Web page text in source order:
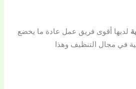
لديها أقوى فريق عمل عادة ما يخضع
في مجال التنظيف وهذا